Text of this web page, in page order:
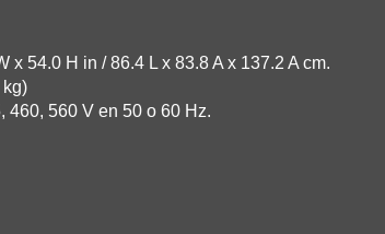
x 54.0 H in / 86.4 L x 83.8 A x 137.2 A cm.
kg)
460, 560 V en 50 o 60 Hz.